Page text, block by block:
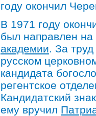
году окончил
В 1971 году
был направлен
академии. За
русском
кандидата
регентское
Кандидатский
ему вручил